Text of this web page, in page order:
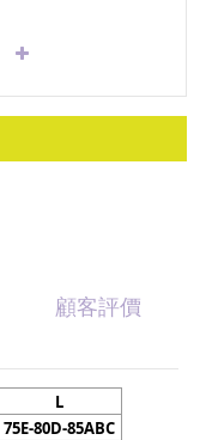
顧客評價
L
75E-80D-85ABC